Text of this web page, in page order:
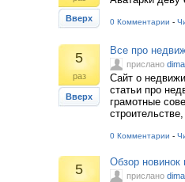
Вверх 0 Комментарии -
5
раз
Вверх
Все про
прислано
Сайт о
статьи про
грамотные
0 Комментарии -
5 Обзор новинок
прислано